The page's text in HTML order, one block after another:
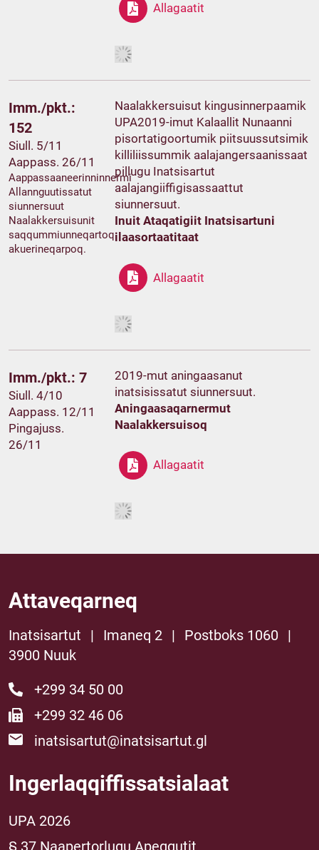
Allagaatit
Imm./pkt.:
152
Siull. 5/11
Aappass. 26/11
Aappassaaneerinninnermi
Allannguutissatut
siunnersuut
Naalakkersuisunit
saqqummiunneqartoq
akuerineqarpoq.
Naalakkersuisut kingusinnerpaamik
UPA2019-imut Kalaallit Nunaanni
pisortatigoortumik piitsuussutsimik
killiliissummik aalajangersaanissaat
pillugu Inatsisartut
aalajangiiffigisassaattut
siunnersuut.
Inuit Ataqatigiit Inatsisartuni
ilaasortaatitaat
Allagaatit
Imm./pkt.: 7
Siull. 4/10
Aappass. 12/11
Pingajuss.
26/11
2019-mut aningaasanut
inatsisissatut siunnersuut.
Aningaasaqarnermut
Naalakkersuisoq
Allagaatit
Attaveqarneq
Inatsisartut | Imaneq 2 | Postboks 1060
|
3900 Nuuk
+299 34 50 00
+299 32 46 06
inatsisartut@inatsisartut.gl
Ingerlaqqiffissatsialaat
UPA 2026
§ 37 Naapertorlugu Apeqqutit